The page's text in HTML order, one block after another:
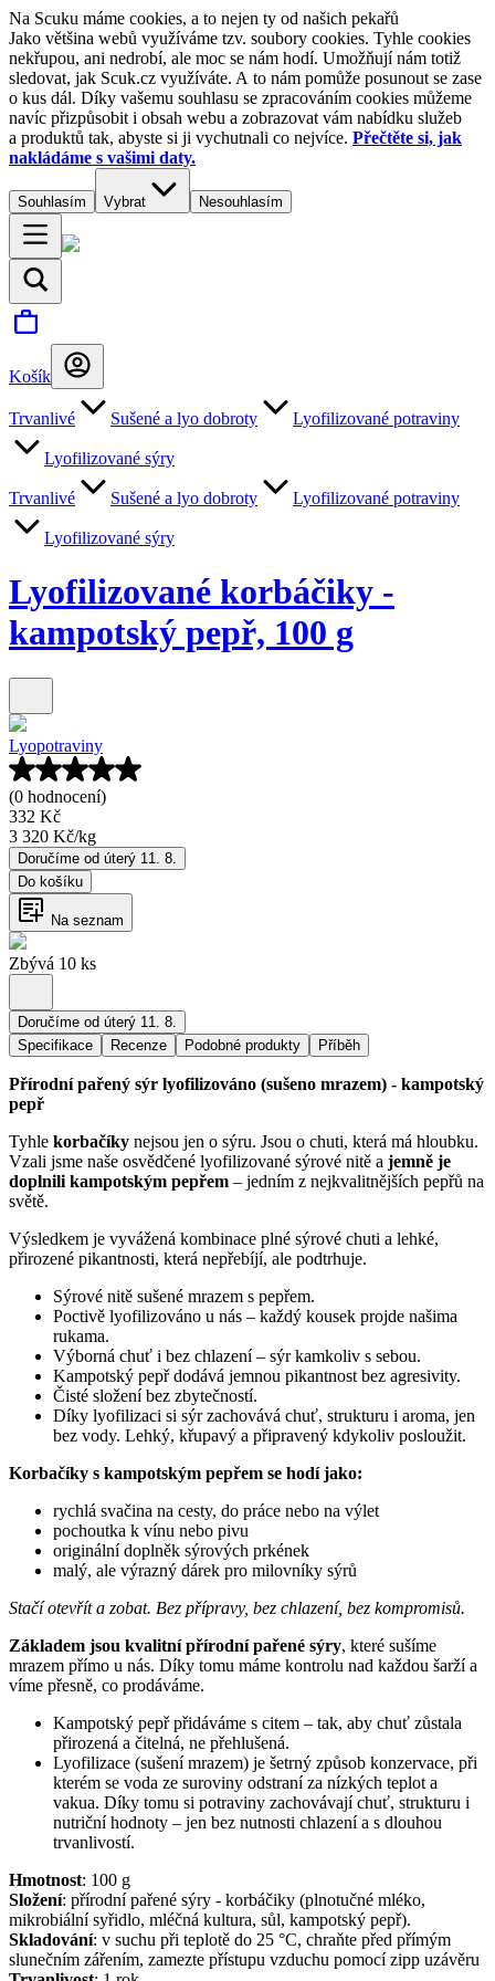
Na Scuku máme cookies, a to nejen ty od našich pekařů
Jako většina webů využíváme tzv. soubory cookies. Tyhle cookies
nekřupou, ani nedrobí, ale moc se nám hodí. Umožňují nám totiž
sledovat, jak Scuk.cz využíváte. A to nám pomůže posunout se zase
o kus dál. Díky vašemu souhlasu se zpracováním cookies můžeme
navíc přizpůsobit i obsah webu a zobrazovat vám nabídku služeb
a produktů tak, abyste si ji vychutnali co nejvíce. Přečtěte si, jak
nakládáme s vašimi daty.
Souhlasím Vybrat Nesouhlasím
Košík
Trvanlivé Sušené a lyo dobroty Lyofilizované potraviny
Lyofilizované sýry
Trvanlivé Sušené a lyo dobroty Lyofilizované potraviny
Lyofilizované sýry
Lyofilizované korbáčiky -
kampotský pepř, 100 g
Lyopotraviny
(0 hodnocení)
332 Kč
3 320 Kč/kg
Doručíme od úterý 11. 8.
Do košíku
Na seznam
Zbývá 10 ks
Doručíme od úterý 11. 8.
Specifikace
Recenze Podobné produkty Příběh
Přírodní pařený sýr lyofilizováno (sušeno mrazem) - kampotský
pepř
Tyhle korbačíky nejsou jen o sýru. Jsou o chuti, která má hloubku.
Vzali jsme naše osvědčené lyofilizované sýrové nitě a jemně je
doplnili kampotským pepřem – jedním z nejkvalitnějších pepřů na
světě.
Výsledkem je vyvážená kombinace plné sýrové chuti a lehké,
přirozené pikantnosti, která nepřebíjí, ale podtrhuje.
Sýrové nitě sušené mrazem s pepřem.
Poctivě lyofilizováno u nás – každý kousek projde našima
rukama.
Výborná chuť i bez chlazení – sýr kamkoliv s sebou.
Kampotský pepř dodává jemnou pikantnost bez agresivity.
Čisté složení bez zbytečností.
Díky lyofilizaci si sýr zachovává chuť, strukturu i aroma, jen
bez vody. Lehký, křupavý a připravený kdykoliv posloužit.
Korbačíky s kampotským pepřem se hodí jako:
rychlá svačina na cesty, do práce nebo na výlet
pochoutka k vínu nebo pivu
originální doplněk sýrových prkének
malý, ale výrazný dárek pro milovníky sýrů
Stačí otevřít a zobat. Bez přípravy, bez chlazení, bez kompromisů.
Základem jsou kvalitní přírodní pařené sýry, které sušíme
mrazem přímo u nás. Díky tomu máme kontrolu nad každou šarží a
víme přesně, co prodáváme.
Kampotský pepř přidáváme s citem – tak, aby chuť zůstala
přirozená a čitelná, ne přehlušená.
Lyofilizace (sušení mrazem) je šetrný způsob konzervace, při
kterém se voda ze suroviny odstraní za nízkých teplot a
vakua. Díky tomu si potraviny zachovávají chuť, strukturu i
nutriční hodnoty – jen bez nutnosti chlazení a s dlouhou
trvanlivostí.
Hmotnost: 100 g
Složení: přírodní pařené sýry - korbáčiky (plnotučné mléko,
mikrobiální syřidlo, mléčná kultura, sůl, kampotský pepř).
Skladování: v suchu při teplotě do 25 °C, chraňte před přímým
slunečním zářením, zamezte přístupu vzduchu pomocí zipp uzávěru